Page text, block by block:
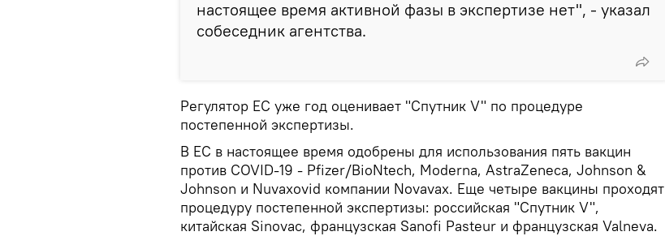
настоящее время активной фазы в экспертизе нет", - указал
собеседник агентства.
Регулятор ЕС уже год оценивает "Спутник V" по процедуре
постепенной экспертизы.
В ЕС в настоящее время одобрены для использования пять вакцин
против COVID-19 - Pfizer/BioNtech, Moderna, AstraZeneca, Johnson &
Johnson и Nuvaxovid компании Novavax. Еще четыре вакцины проходят
процедуру постепенной экспертизы: российская "Спутник V",
китайская Sinovac, французская Sanofi Pasteur и французская Valneva.